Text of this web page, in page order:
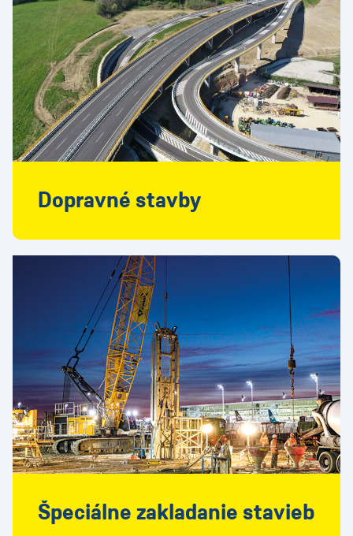
Dopravné stavby
Špeciálne zakladanie stavieb